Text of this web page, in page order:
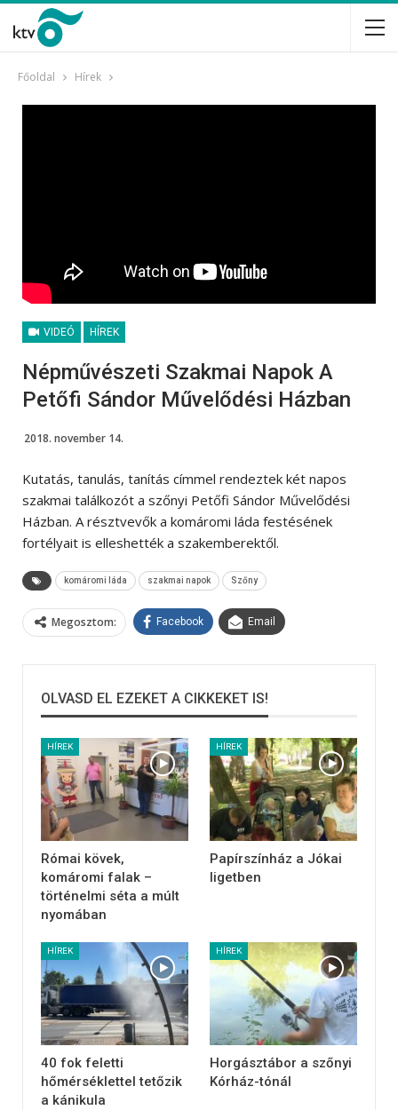
Főoldal Hírek
VIDEÓ HÍREK
Népművészeti Szakmai Napok A
Petőfi Sándor Művelődési Házban
2018. november 14.
Kutatás, tanulás, tanítás címmel rendeztek két napos
szakmai találkozót a szőnyi Petőfi Sándor Művelődési
Házban. A résztvevők a komáromi láda festésének
fortélyait is elleshették a szakemberektől.
komáromi láda szakmai napok Szőny
Megosztom: Facebook Email
OLVASD EL EZEKET A CIKKEKET IS!
HÍREK
Római kövek,
komáromi falak –
történelmi séta a múlt
nyomában
HÍREK
Papírszínház a Jókai
ligetben
HÍREK
40 fok feletti
hőmérséklettel tetőzik
a kánikula
HÍREK
Horgásztábor a szőnyi
Kórház-tónál